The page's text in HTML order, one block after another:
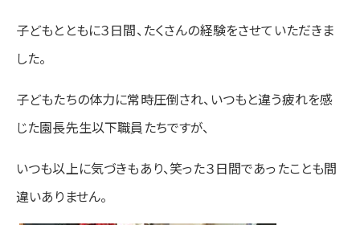
子どもとともに３日間、たくさんの経験をさせていただきま
した。
子どもたちの体力に常時圧倒され、いつもと違う疲れを感
じた園長先生以下職員たちですが、
いつも以上に気づきもあり、笑った３日間であったことも間
違いありません。